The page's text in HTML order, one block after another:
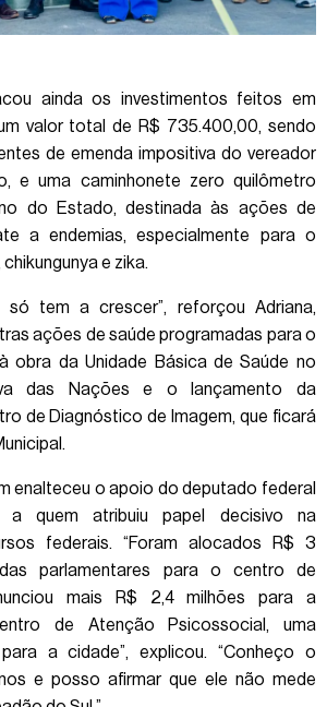
ainda os investimentos feitos em
valor total de R$ 735.400,00, sendo
de emenda impositiva do vereador
e uma caminhonete zero quilômetro
do Estado, destinada às ações de
a endemias, especialmente para o
e zika.
só tem a crescer”, reforçou Adriana,
ações de saúde programadas para o
obra da Unidade Básica de Saúde no
das Nações e o lançamento da
de Diagnóstico de Imagem, que ficará
enalteceu o apoio do deputado federal
a quem atribuiu papel decisivo na
federais. “Foram alocados R$ 3
parlamentares para o centro de
mais R$ 2,4 milhões para a
de Atenção Psicossocial, uma
a cidade”, explicou. “Conheço o
e posso afirmar que ele não mede